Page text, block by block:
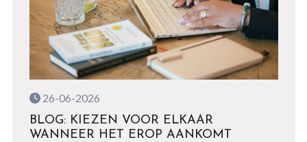
26-06-2026
BLOG: KIEZEN VOOR ELKAAR
WANNEER HET EROP AANKOMT